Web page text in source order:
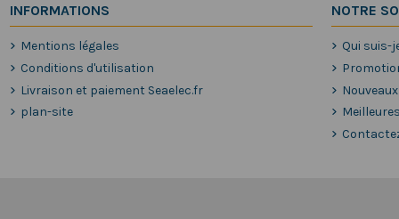
INFORMATIONS
Mentions légales
Conditions d'utilisation
Livraison et paiement Seaelec.fr
plan-site
NOTRE
Qui suis-